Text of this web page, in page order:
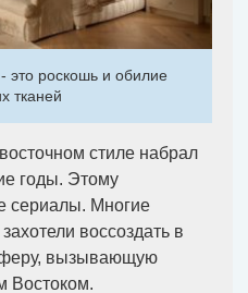
это роскошь и обилие
тканей
стиле набрал
годы. Этому
сериалы. Многие
воссоздать в
вызывающую
Востоком.